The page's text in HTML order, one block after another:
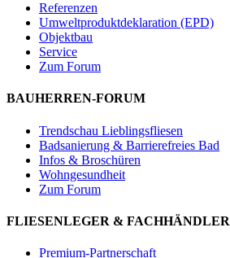
Referenzen
Umweltproduktdeklaration (EPD)
Objektbau
Service
Zum Forum
BAUHERREN-FORUM
Trendschau Lieblingsfliesen
Badsanierung & Barrierefreies Bad
Infos & Broschüren
Wohngesundheit
Zum Forum
FLIESENLEGER & FACHHÄNDLER
Premium-Partnerschaft